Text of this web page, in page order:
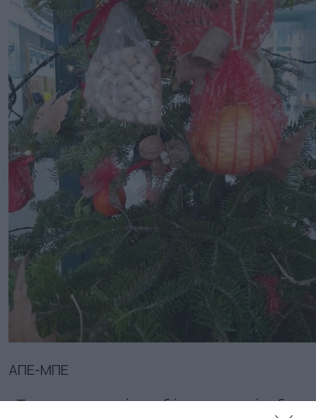
ΑΠΕ-ΜΠΕ
«Το χριστουγεννιάτικο δέντρο στην είσοδο